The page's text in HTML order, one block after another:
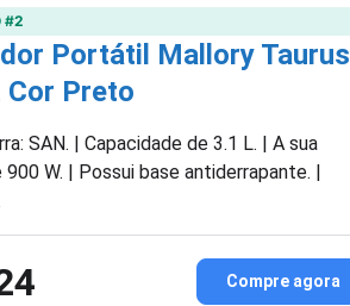
#2
Portátil Mallory Taurus
Cor Preto
SAN. | Capacidade de 3.1 L. | A sua
W. | Possui base antiderrapante. |
Compre agora